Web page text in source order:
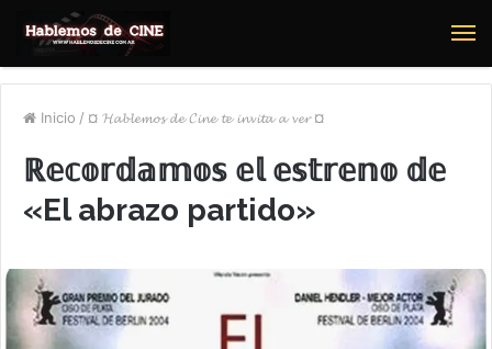
Inicio / ¤ 𝓗𝓪𝓫𝓵𝓮𝓶𝓸𝓼 𝓭𝓮 𝓒𝓲𝓷𝓮 𝓽𝓮 𝓲𝓷𝓿𝓲𝓽𝓪 𝓪 𝓿𝓮𝓻 ¤
ℝ𝕖𝕔𝕠𝕣𝕕𝕒𝕞𝕠𝕤 𝕖𝕝 𝕖𝕤𝕥𝕣𝕖𝕟𝕠 𝕕𝕖
«El abrazo partido»